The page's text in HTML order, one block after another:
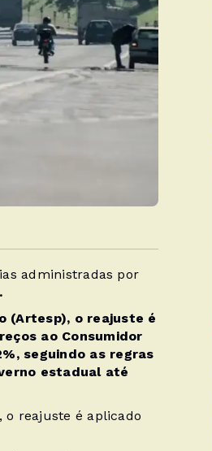
administradas por
.
(Artesp), o reajuste é
ao Consumidor
seguindo as regras
estadual até
o reajuste é aplicado